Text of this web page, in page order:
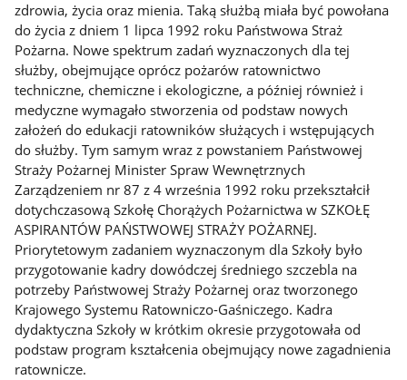
zdrowia, życia oraz mienia. Taką służbą miała być powołana
do życia z dniem 1 lipca 1992 roku Państwowa Straż
Pożarna. Nowe spektrum zadań wyznaczonych dla tej
służby, obejmujące oprócz pożarów ratownictwo
techniczne, chemiczne i ekologiczne, a później również i
medyczne wymagało stworzenia od podstaw nowych
założeń do edukacji ratowników służących i wstępujących
do służby. Tym samym wraz z powstaniem Państwowej
Straży Pożarnej Minister Spraw Wewnętrznych
Zarządzeniem nr 87 z 4 września 1992 roku przekształcił
dotychczasową Szkołę Chorążych Pożarnictwa w SZKOŁĘ
ASPIRANTÓW PAŃSTWOWEJ STRAŻY POŻARNEJ.
Priorytetowym zadaniem wyznaczonym dla Szkoły było
przygotowanie kadry dowódczej średniego szczebla na
potrzeby Państwowej Straży Pożarnej oraz tworzonego
Krajowego Systemu Ratowniczo-Gaśniczego. Kadra
dydaktyczna Szkoły w krótkim okresie przygotowała od
podstaw program kształcenia obejmujący nowe zagadnienia
ratownicze.